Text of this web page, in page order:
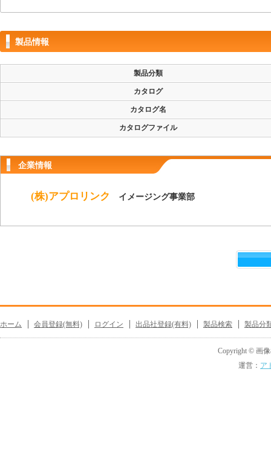
製品情報
製品分類
カタログ
カタログ名
カタログファイル
企業情報
(株)アプロリンク イメージング事業部
ホーム 会員登録(無料) ログイン 出品社登録(有料) 製品検索 製品分
Copyright © 画像
運営： ア